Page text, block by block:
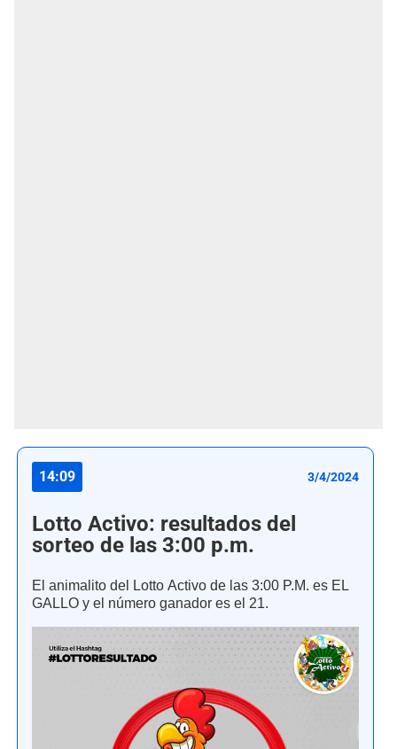
14:09 3/4/2024
Lotto Activo: resultados del
sorteo de las 3:00 p.m.
El animalito del Lotto Activo de las 3:00 P.M. es EL
GALLO y el número ganador es el 21.